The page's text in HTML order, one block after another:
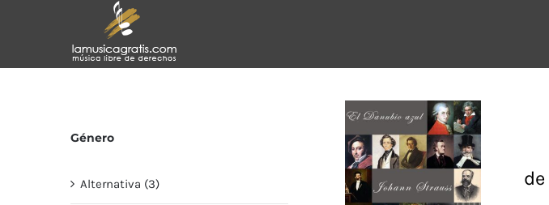
de
Género
Alternativa (3)